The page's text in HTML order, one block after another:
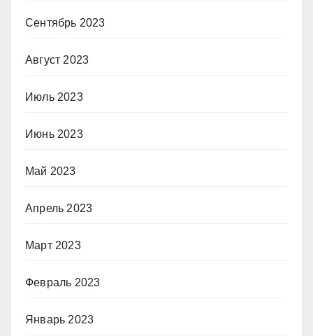
Сентябрь 2023
Август 2023
Июль 2023
Июнь 2023
Май 2023
Апрель 2023
Март 2023
Февраль 2023
Январь 2023